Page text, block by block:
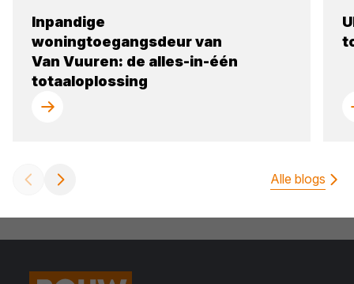
Inpandige
woningtoegangsdeur van
Van Vuuren: de alles-in-één
totaaloplossing
Alle blogs